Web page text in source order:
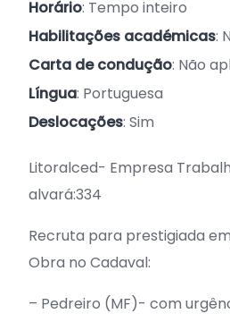
Horário: Tempo inteiro
Habilitações académicas:
Carta de condução: Não
Língua: Portuguesa
Deslocações: Sim
Litoralced- Empresa
alvará:334
Recruta para prestigiada
Obra no Cadaval:
– Pedreiro (MF)- com